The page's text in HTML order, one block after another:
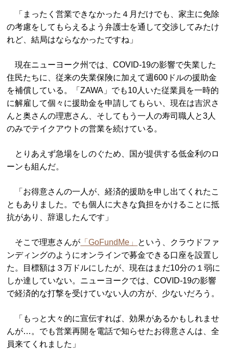
「まったく営業できなかった４月だけでも、家主に免除
の考慮をしてもらえるよう弁護士を通して交渉してみたけ
れど、結局はならなかったですね」
現在ニューヨーク州では、COVID‐19の影響で失業した
住民たちに、従来の失業保険に加えて週600ドルの援助金
を補償している。「ZAWA」でも10人いた従業員を一時的
に解雇して個々に援助金を申請してもらい、現在は吉沢さ
んと奥さんの理恵さん、そしてもう一人の寿司職人と3人
のみでテイクアウトの営業を続けている。
とりあえず急場をしのぐため、国が提供する低金利のロ
ーンも組んだ。
「お得意さんの一人が、経済的援助を申し出てくれたこ
ともありました。でも個人に大きな負担をかけることに抵
抗があり、辞退したんです」
そこで理恵さんが 「GoFundMe」
という、クラウドファ
ンディングのようにオンラインで募金できる口座を設置し
た。目標額は３万ドルにしたが、現在はまだ10分の１弱に
しか達していない。ニューヨークでは、COVID‐19の影響
で経済的な打撃を受けていない人の方が、少ないだろう。
「もっと大々的に宣伝すれば、効果があるかもしれませ
んが…。でも営業再開を電話で知らせたお得意さんは、全
員来てくれました」